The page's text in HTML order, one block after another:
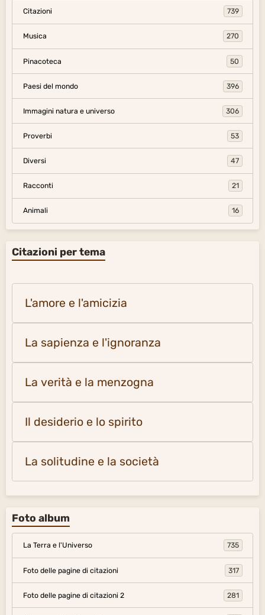
Citazioni 739
Musica 270
Pinacoteca 50
Paesi del mondo 396
Immagini natura e universo 306
Proverbi 53
Diversi 47
Racconti 21
Animali 16
Citazioni per tema
L'amore e l'amicizia
La sapienza e l'ignoranza
La verità e la menzogna
Il desiderio e lo spirito
La solitudine e la società
Foto album
La Terra e l'Universo 735
Foto delle pagine di citazioni 317
Foto delle pagine di citazioni 2 281